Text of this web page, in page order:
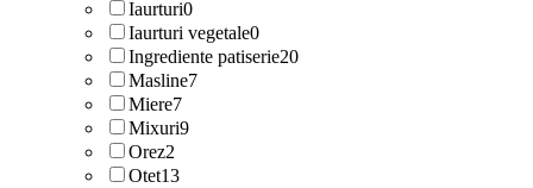
Iaurturi0
Iaurturi vegetale0
Ingrediente patiserie20
Masline7
Miere7
Mixuri9
Orez2
Otet13